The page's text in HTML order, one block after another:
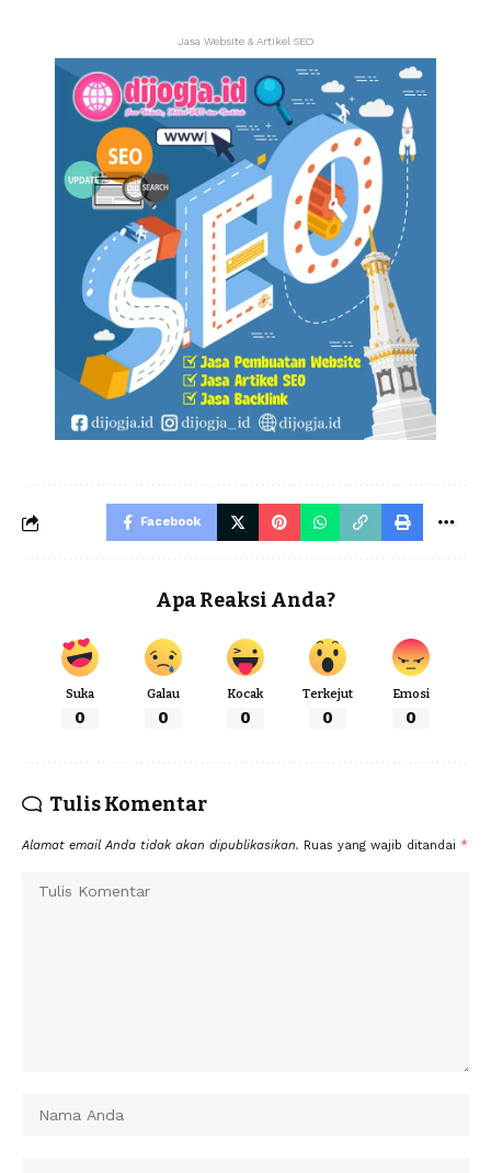
Jasa Website & Artikel SEO
Facebook
Apa Reaksi Anda?
Suka
0
Galau
0
Kocak
0
Terkejut
0
Emosi
0
Tulis Komentar
Alamat email Anda tidak akan dipublikasikan. Ruas yang wajib ditandai *